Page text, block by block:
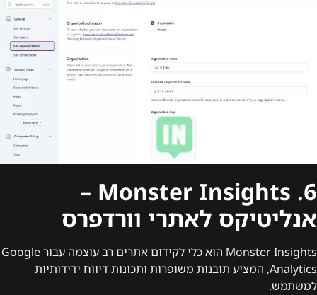
6. Monster Insights –
אנליטיקס לאתרי וורדפרס
Monster Insights הוא כלי לקידום אתרים רב עוצמה עבור Google
Analytics, המציע תובנות משופרות ותכונות דיווח ידידותיות
למשתמש.